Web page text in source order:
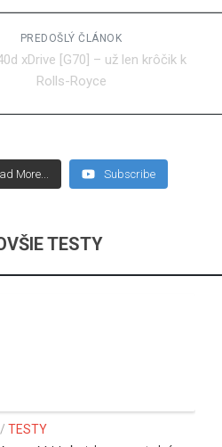
PREDOŠLÝ ČLÁNOK
xDrive [G70] – už len krôčik k
Rolls-Royce
More... Subscribe
TESTY
/ TESTY